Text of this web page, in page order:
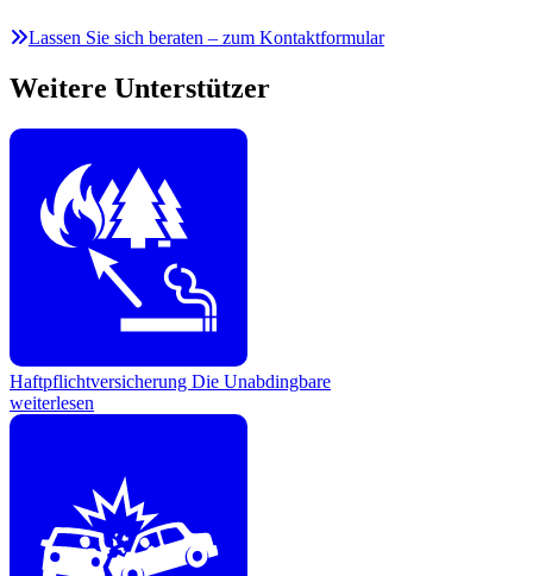
Lassen Sie sich beraten – zum Kontaktformular
Weitere Unterstützer
Haftpflichtversicherung Die Unabdingbare
weiterlesen